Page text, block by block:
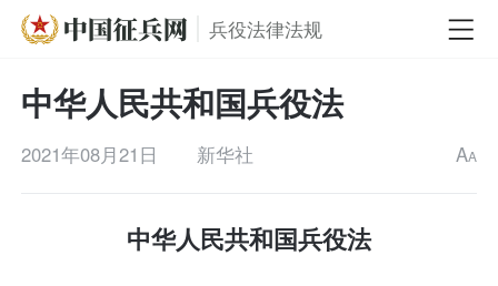
兵役法律法规
中华人民共和国兵役法
2021年08月21日 新华社 AA
中华人民共和国兵役法